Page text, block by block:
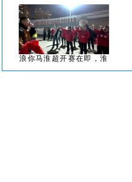
浪你马淮超开赛在即，淮